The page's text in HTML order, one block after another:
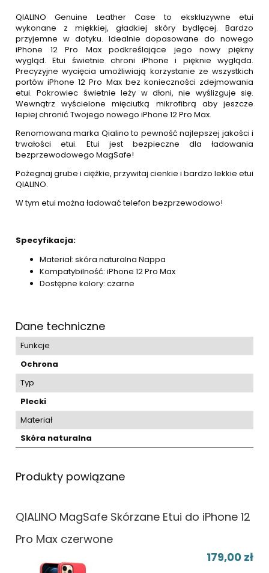
QIALINO Genuine Leather Case to ekskluzywne etui
wykonane z miękkiej, gładkiej skóry bydlęcej. Bardzo
przyjemne w dotyku. Idealnie dopasowane do nowego
iPhone 12 Pro Max podkreślające jego nowy piękny
wygląd. Etui świetnie chroni iPhone i pięknie wygląda.
Precyzyjne wycięcia umożliwiają korzystanie ze wszystkich
portów iPhone 12 Pro Max bez konieczności zdejmowania
etui. Pokrowiec świetnie leży w dłoni, nie wyślizguje się.
Wewnątrz wyścielone mięciutką mikrofibrą aby jeszcze
lepiej chronić Twojego nowego iPhone 12 Pro Max.
Renomowana marka Qialino to pewność najlepszej jakości i
trwałości etui. Etui jest bezpieczne dla ładowania
bezprzewodowego MagSafe!
Pożegnaj grube i ciężkie, przywitaj cienkie i bardzo lekkie etui
QIALINO.
W tym etui można ładować telefon bezprzewodowo!
Specyfikacja:
Materiał: skóra naturalna Nappa
Kompatybilność: iPhone 12 Pro Max
Dostępne kolory: czarne
Dane techniczne
Funkcje
Ochrona
Typ
Plecki
Materiał
Skóra naturalna
Produkty powiązane
QIALINO MagSafe Skórzane Etui do iPhone 12
Pro Max czerwone
179,00 zł